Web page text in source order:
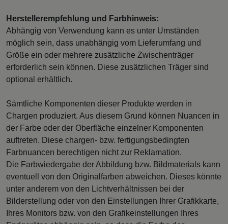
Herstellerempfehlung und Farbhinweis:
Abhängig von Verwendung kann es unter Umständen
möglich sein, dass unabhängig vom Lieferumfang und
Größe ein oder mehrere zusätzliche Zwischenträger
erforderlich sein können. Diese zusätzlichen Träger sind
optional erhältlich.
Sämtliche Komponenten dieser Produkte werden in
Chargen produziert. Aus diesem Grund können Nuancen in
der Farbe oder der Oberfläche einzelner Komponenten
auftreten. Diese chargen- bzw. fertigungsbedingten
Farbnuancen berechtigen nicht zur Reklamation.
Die Farbwiedergabe der Abbildung bzw. Bildmaterials kann
eventuell von den Originalfarben abweichen. Dieses könnte
unter anderem von den Lichtverhältnissen bei der
Bilderstellung oder von den Einstellungen Ihrer Grafikkarte,
Ihres Monitors bzw. von den Grafikeinstellungen Ihres